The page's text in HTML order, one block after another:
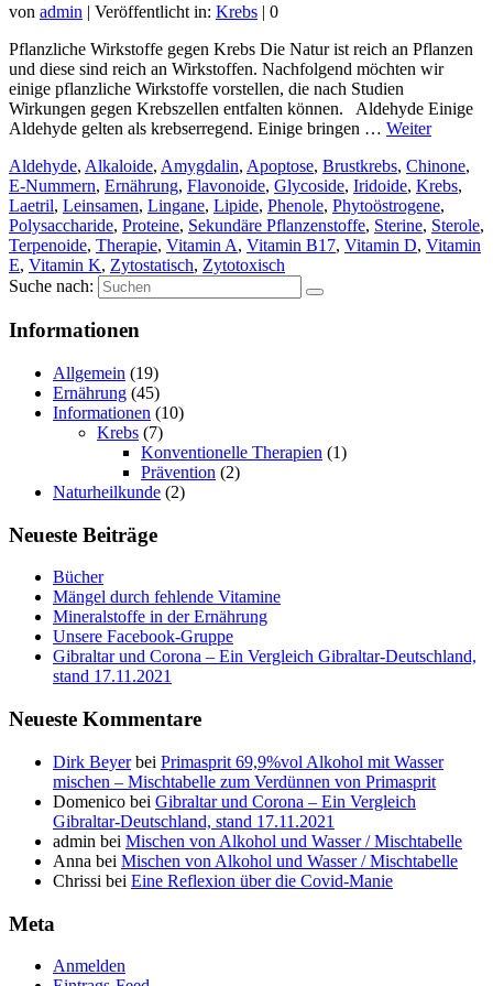
von admin | Veröffentlicht in: Krebs | 0
Pflanzliche Wirkstoffe gegen Krebs Die Natur ist reich an Pflanzen
und diese sind reich an Wirkstoffen. Nachfolgend möchten wir
einige pflanzliche Wirkstoffe vorstellen, die nach Studien
Wirkungen gegen Krebszellen entfalten können. Aldehyde Einige
Aldehyde gelten als krebserregend. Einige bringen … Weiter
Aldehyde, Alkaloide, Amygdalin, Apoptose, Brustkrebs, Chinone,
E-Nummern, Ernährung, Flavonoide, Glycoside, Iridoide, Krebs,
Laetril, Leinsamen, Lingane, Lipide, Phenole, Phytoöstrogene,
Polysaccharide, Proteine, Sekundäre Pflanzenstoffe, Sterine, Sterole,
Terpenoide, Therapie, Vitamin A, Vitamin B17, Vitamin D, Vitamin
E, Vitamin K, Zytostatisch, Zytotoxisch
Suche nach:
Informationen
Allgemein (19)
Ernährung (45)
Informationen (10)
Krebs (7)
Konventionelle Therapien (1)
Prävention (2)
Naturheilkunde (2)
Neueste Beiträge
Bücher
Mängel durch fehlende Vitamine
Mineralstoffe in der Ernährung
Unsere Facebook-Gruppe
Gibraltar und Corona – Ein Vergleich Gibraltar-Deutschland,
stand 17.11.2021
Neueste Kommentare
Dirk Beyerbei Primasprit 69,9%vol Alkohol mit Wasser
mischen – Mischtabelle zum Verdünnen von Primasprit
Domenico bei Gibraltar und Corona – Ein Vergleich
Gibraltar-Deutschland, stand 17.11.2021
admin bei Mischen von Alkohol und Wasser / Mischtabelle
Anna bei Mischen von Alkohol und Wasser / Mischtabelle
Chrissi bei Eine Reflexion über die Covid-Manie
Meta
Anmelden